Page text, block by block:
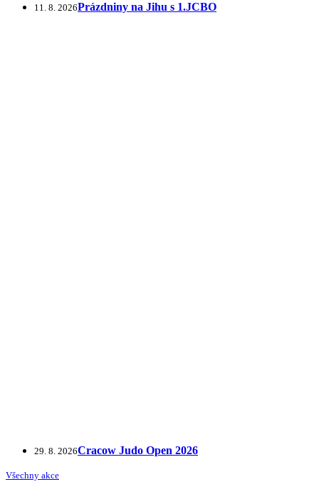
11. 8. 2026Prázdniny na Jihu s 1.JCBO
29. 8. 2026Cracow Judo Open 2026
Všechny akce